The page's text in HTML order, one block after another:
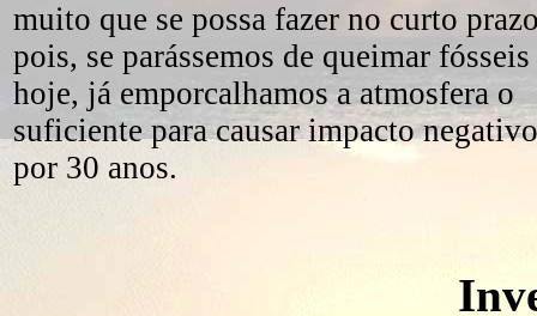
muito que se possa fazer no curto
pois, se parássemos de queimar fósseis
hoje, já emporcalhamos a atmosfera o
suficiente para causar impacto negativo
por 30 anos.